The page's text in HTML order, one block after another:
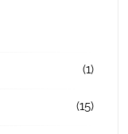
(1)
(15)